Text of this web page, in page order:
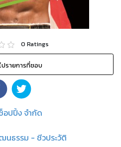
0 Ratings
ปรายการที่ชอบ
อปปิ้ง จำกัด
นธรรม - ชีวประวัติ